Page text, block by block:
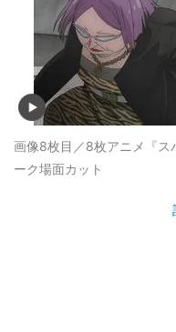
画像8枚目／8枚アニメ『ス
ーク場面カット